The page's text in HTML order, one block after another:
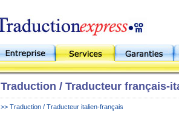
Traduction / Traducteur français-
>> Traduction / Traducteur italien-français